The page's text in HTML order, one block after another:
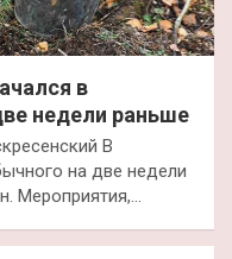
в
недели раньше
В
на две недели
Мероприятия,…